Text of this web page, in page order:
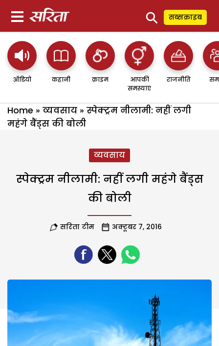
⚲ सब्सक्राइब
ऑडियो कहानी क्राइम
आपकी
समस्याएं
राजनीति
Home » व्यवसाय » स्पेक्ट्रम नीलामी: नहीं लगी
महंगे बैंड्स की बोली
व्यवसाय
स्पेक्ट्रम नीलामी: नहीं लगी महंगे बैंड्स
की बोली
सरिता टीम अक्टूबर 7, 2016